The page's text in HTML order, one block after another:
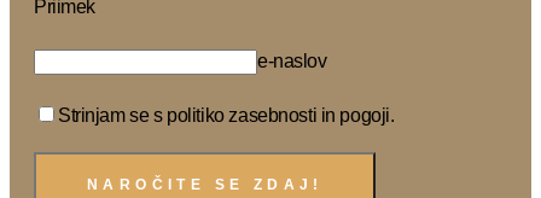
Priimek
e-naslov
Strinjam se s politiko zasebnosti in pogoji.